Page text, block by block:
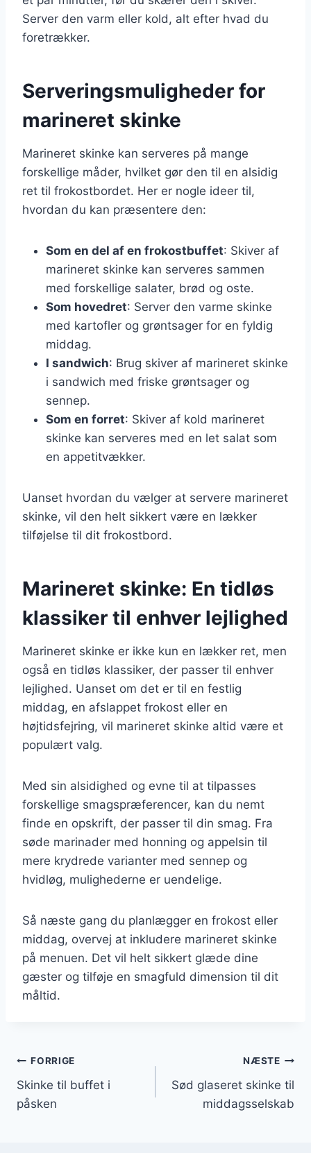
Server den varm eller kold, alt efter hvad du
foretrækker.
Serveringsmuligheder for
marineret skinke
Marineret skinke kan serveres på mange
forskellige måder, hvilket gør den til en alsidig
ret til frokostbordet. Her er nogle ideer til,
hvordan du kan præsentere den:
Som en del af en frokostbuffet: Skiver af
marineret skinke kan serveres sammen
med forskellige salater, brød og oste.
Som hovedret: Server den varme skinke
med kartofler og grøntsager for en fyldig
middag.
I sandwich: Brug skiver af marineret skinke
i sandwich med friske grøntsager og
sennep.
Som en forret: Skiver af kold marineret
skinke kan serveres med en let salat som
en appetitvækker.
Uanset hvordan du vælger at servere marineret
skinke, vil den helt sikkert være en lækker
tilføjelse til dit frokostbord.
Marineret skinke: En tidløs
klassiker til enhver lejlighed
Marineret skinke er ikke kun en lækker ret, men
også en tidløs klassiker, der passer til enhver
lejlighed. Uanset om det er til en festlig
middag, en afslappet frokost eller en
højtidsfejring, vil marineret skinke altid være et
populært valg.
Med sin alsidighed og evne til at tilpasses
forskellige smagspræferencer, kan du nemt
finde en opskrift, der passer til din smag. Fra
søde marinader med honning og appelsin til
mere krydrede varianter med sennep og
hvidløg, mulighederne er uendelige.
Så næste gang du planlægger en frokost eller
middag, overvej at inkludere marineret skinke
på menuen. Det vil helt sikkert glæde dine
gæster og tilføje en smagfuld dimension til dit
måltid.
Indlægsnavigation
FORRIGE
Skinke til buffet i
påsken
NÆSTE
Sød glaseret skinke til
middagsselskab